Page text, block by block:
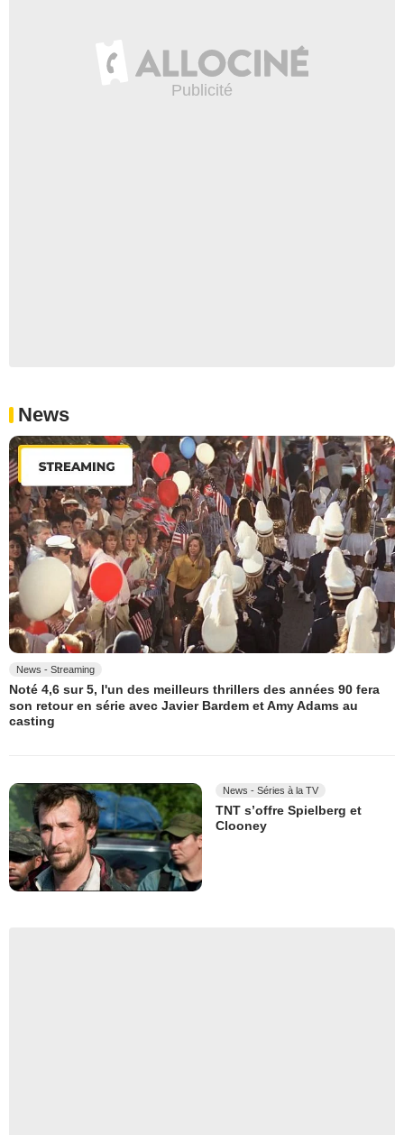
News
News - Streaming
Noté 4,6 sur 5, l'un des meilleurs thrillers des années 90 fera
son retour en série avec Javier Bardem et Amy Adams au
casting
News - Séries à la TV
TNT s’offre Spielberg et
Clooney